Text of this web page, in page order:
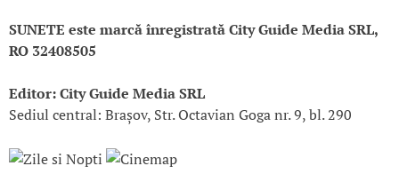
SUNETE este marcă înregistrată City Guide Media SRL,
RO 32408505
Editor: City Guide Media SRL
Sediul central: Brașov, Str. Octavian Goga nr. 9, bl. 290